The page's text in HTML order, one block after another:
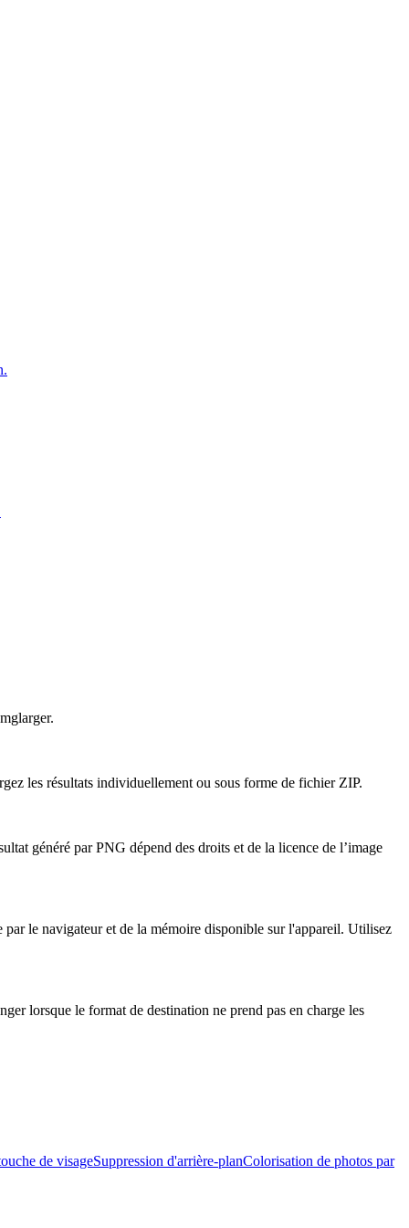
les résultats individuellement ou sous forme de fichier ZIP.
généré par PNG dépend des droits et de la licence de l’image
le navigateur et de la mémoire disponible sur l'appareil. Utilisez
lorsque le format de destination ne prend pas en charge les
de visageSuppression d'arrière-planColorisation de photos par